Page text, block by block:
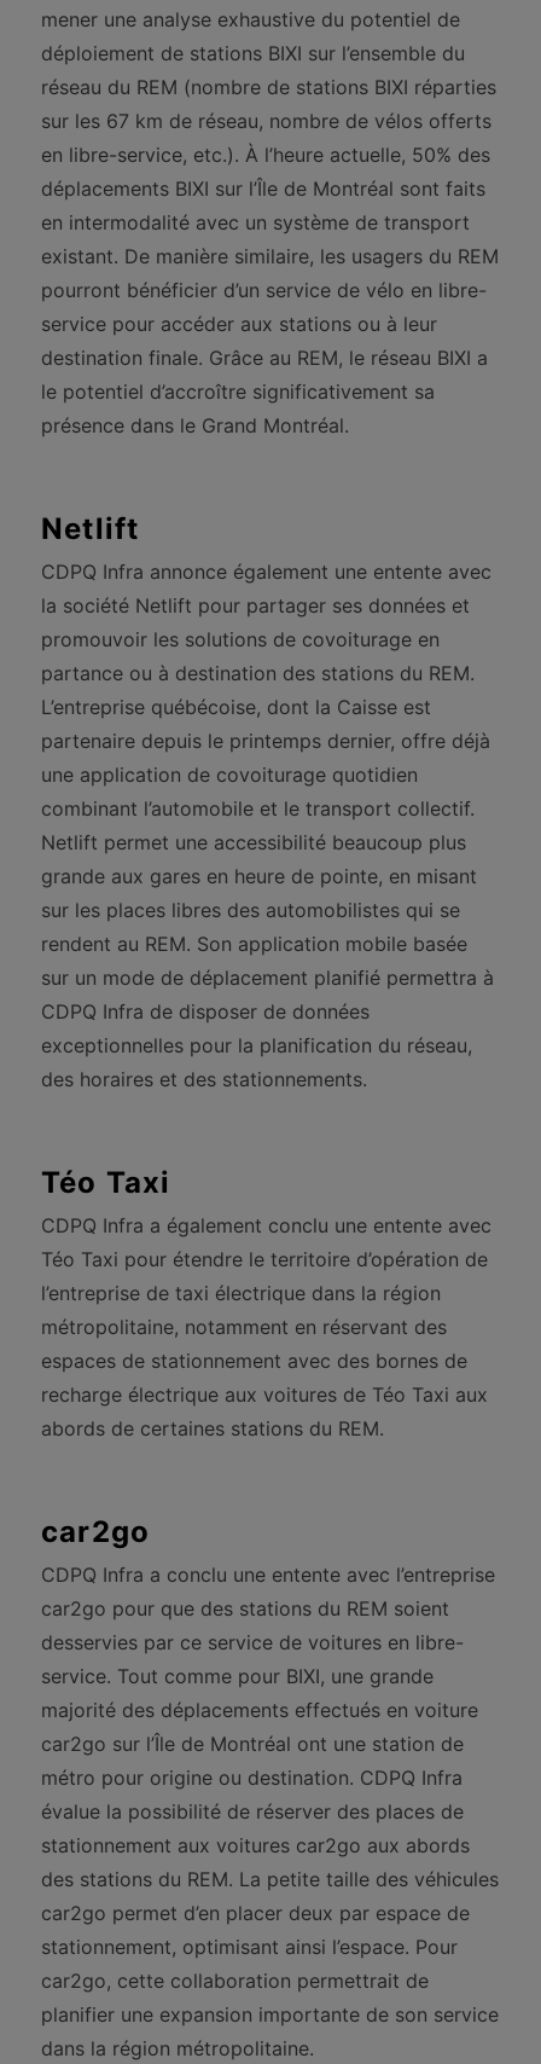
mener une analyse exhaustive du potentiel de
déploiement de stations BIXI sur l’ensemble du
réseau du REM (nombre de stations BIXI réparties
sur les 67 km de réseau, nombre de vélos offerts
en libre-service, etc.). À l’heure actuelle, 50% des
déplacements BIXI sur l’Île de Montréal sont faits
en intermodalité avec un système de transport
existant. De manière similaire, les usagers du REM
pourront bénéficier d’un service de vélo en libre-
service pour accéder aux stations ou à leur
destination finale. Grâce au REM, le réseau BIXI a
le potentiel d’accroître significativement sa
présence dans le Grand Montréal.
Netlift
CDPQ Infra annonce également une entente avec
la société Netlift pour partager ses données et
promouvoir les solutions de covoiturage en
partance ou à destination des stations du REM.
L’entreprise québécoise, dont la Caisse est
partenaire depuis le printemps dernier, offre déjà
une application de covoiturage quotidien
combinant l’automobile et le transport collectif.
Netlift permet une accessibilité beaucoup plus
grande aux gares en heure de pointe, en misant
sur les places libres des automobilistes qui se
rendent au REM. Son application mobile basée
sur un mode de déplacement planifié permettra à
CDPQ Infra de disposer de données
exceptionnelles pour la planification du réseau,
des horaires et des stationnements.
Téo Taxi
CDPQ Infra a également conclu une entente avec
Téo Taxi pour étendre le territoire d’opération de
l’entreprise de taxi électrique dans la région
métropolitaine, notamment en réservant des
espaces de stationnement avec des bornes de
recharge électrique aux voitures de Téo Taxi aux
abords de certaines stations du REM.
car2go
CDPQ Infra a conclu une entente avec l’entreprise
car2go pour que des stations du REM soient
desservies par ce service de voitures en libre-
service. Tout comme pour BIXI, une grande
majorité des déplacements effectués en voiture
car2go sur l’Île de Montréal ont une station de
métro pour origine ou destination. CDPQ Infra
évalue la possibilité de réserver des places de
stationnement aux voitures car2go aux abords
des stations du REM. La petite taille des véhicules
car2go permet d’en placer deux par espace de
stationnement, optimisant ainsi l’espace. Pour
car2go, cette collaboration permettrait de
planifier une expansion importante de son service
dans la région métropolitaine.